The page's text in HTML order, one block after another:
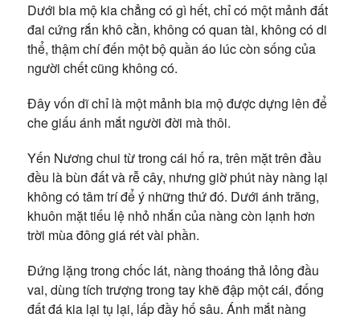
Dưới bia mộ kia chẳng có gì hết, chỉ có một mảnh đất
đai cứng rắn khô cằn, không có quan tài, không có di
thể, thậm chí đến một bộ quần áo lúc còn sống của
người chết cũng không có.
Đây vốn dĩ chỉ là một mảnh bia mộ được dựng lên để
che giấu ánh mắt người đời mà thôi.
Yến Nương chui từ trong cái hố ra, trên mặt trên đầu
đều là bùn đất và rễ cây, nhưng giờ phút này nàng lại
không có tâm trí để ý những thứ đó. Dưới ánh trăng,
khuôn mặt tiếu lệ nhỏ nhắn của nàng còn lạnh hơn
trời mùa đông giá rét vài phần.
Đứng lặng trong chốc lát, nàng thoáng thả lỏng đầu
vai, dùng tích trượng trong tay khẽ đập một cái, đống
đất đá kia lại tụ lại, lấp đầy hố sâu. Ánh mắt nàng